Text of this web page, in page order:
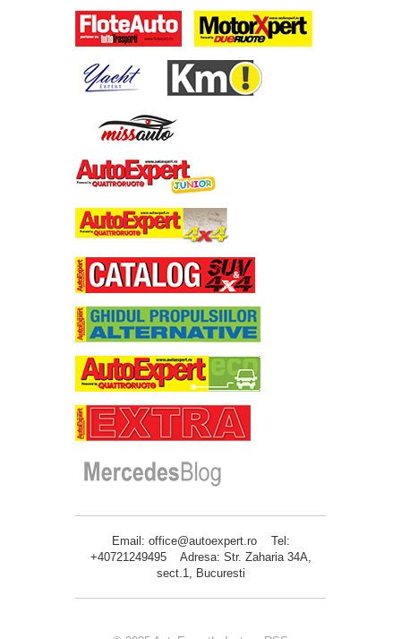
Email: office@autoexpert.ro Tel:
+40721249495 Adresa: Str. Zaharia 34A,
sect.1, Bucuresti